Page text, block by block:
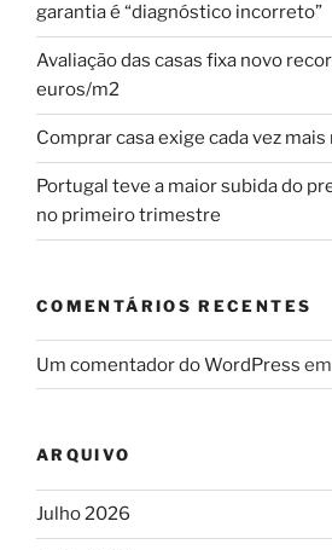
garantia é “diagnóstico incorreto”
Avaliação das casas fixa novo
euros/m2
Comprar casa exige cada vez
Portugal teve a maior subida do
no primeiro trimestre
COMENTÁRIOS RECENTES
Um comentador do WordPress em
ARQUIVO
Julho 2026